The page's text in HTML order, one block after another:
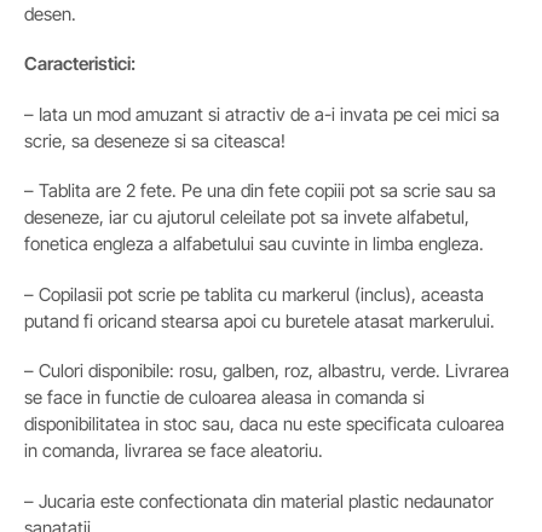
desen.
Caracteristici:
– Iata un mod amuzant si atractiv de a-i invata pe cei mici sa
scrie, sa deseneze si sa citeasca!
– Tablita are 2 fete. Pe una din fete copiii pot sa scrie sau sa
deseneze, iar cu ajutorul celeilate pot sa invete alfabetul,
fonetica engleza a alfabetului sau cuvinte in limba engleza.
– Copilasii pot scrie pe tablita cu markerul (inclus), aceasta
putand fi oricand stearsa apoi cu buretele atasat markerului.
– Culori disponibile: rosu, galben, roz, albastru, verde. Livrarea
se face in functie de culoarea aleasa in comanda si
disponibilitatea in stoc sau, daca nu este specificata culoarea
in comanda, livrarea se face aleatoriu.
– Jucaria este confectionata din material plastic nedaunator
sanatatii.